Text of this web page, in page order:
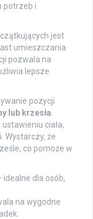
potrzeb i
jest
umieszczania
pozwala na
lepsze
pozycji
lub krzesła
ciała,
Wystarczy, że
co pomoże w
idealne dla osób,
na wygodne